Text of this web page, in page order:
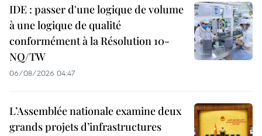
IDE : passer d'une logique de volume
à une logique de qualité
conformément à la Résolution 10-
NQ/TW
06/08/2026 04:47
L’Assemblée nationale examine deux
grands projets d’infrastructures